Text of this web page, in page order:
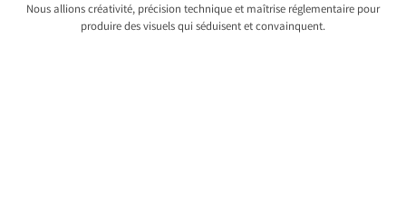
Nous allions créativité, précision technique et maîtrise réglementaire pour
produire des visuels qui séduisent et convainquent.